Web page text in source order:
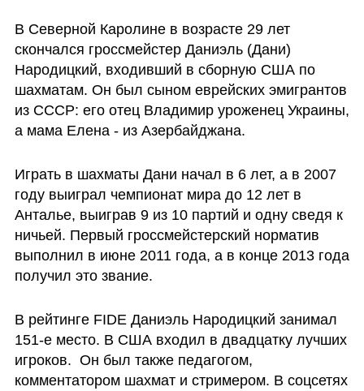
В Северной Каролине в возрасте 29 лет
скончался гроссмейстер Даниэль (Дани)
Народицкий, входивший в сборную США по
шахматам. Он был сыном еврейских эмигрантов
из СССР: его отец Владимир уроженец Украины,
а мама Елена - из Азербайджана.
Играть в шахматы Дани начал в 6 лет, а в 2007
году выиграл чемпионат мира до 12 лет в
Анталье, выиграв 9 из 10 партий и одну сведя к
ничьей. Первый гроссмейстерский норматив
выполнил в июне 2011 года, а в конце 2013 года
получил это звание.
В рейтинге FIDE Даниэль Народицкий занимал
151-е место. В США входил в двадцатку лучших
игроков.  Он был также педагогом,
комментатором шахмат и стримером. В соцсетях